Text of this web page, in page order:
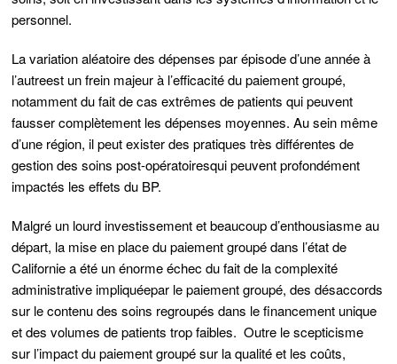
personnel.
La variation aléatoire des dépenses par épisode d’une année à
l’autreest un frein majeur à l’efficacité du paiement groupé,
notamment du fait de cas extrêmes de patients qui peuvent
fausser complètement les dépenses moyennes. Au sein même
d’une région, il peut exister despratiques très différentes de
gestion des soins post-opératoiresqui peuvent profondément
impactés les effets du BP.
Malgré un lourd investissement et beaucoup d’enthousiasme au
départ, la mise en place dupaiement groupé dans l’état de
Californie a été un énorme échec du fait de la complexité
administrative impliquéepar le paiement groupé, des désaccords
sur le contenu des soins regroupés dans le financement unique
et des volumes de patients trop faibles. Outre le scepticisme
sur l’impact du paiement groupé sur la qualité et les coûts,